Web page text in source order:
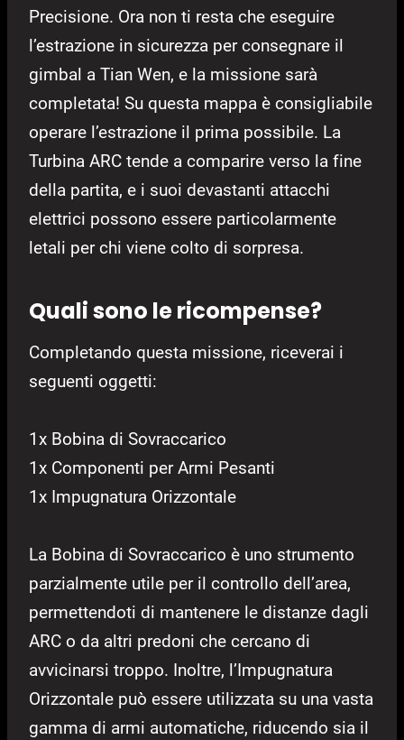
Precisione. Ora non ti resta che eseguire
l’estrazione in sicurezza per consegnare il
gimbal a Tian Wen, e la missione sarà
completata! Su questa mappa è consigliabile
operare l’estrazione il prima possibile. La
Turbina ARC tende a comparire verso la fine
della partita, e i suoi devastanti attacchi
elettrici possono essere particolarmente
letali per chi viene colto di sorpresa.
Quali sono le ricompense?
Completando questa missione, riceverai i
seguenti oggetti:
1x Bobina di Sovraccarico
1x Componenti per Armi Pesanti
1x Impugnatura Orizzontale
La Bobina di Sovraccarico è uno strumento
parzialmente utile per il controllo dell’area,
permettendoti di mantenere le distanze dagli
ARC o da altri predoni che cercano di
avvicinarsi troppo. Inoltre, l’Impugnatura
Orizzontale può essere utilizzata su una vasta
gamma di armi automatiche, riducendo sia il